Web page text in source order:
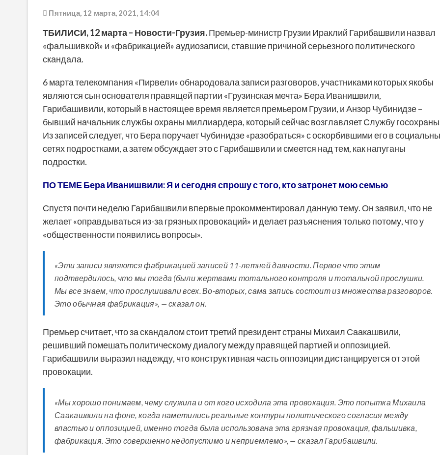
Пятница, 12 марта, 2021, 14:04
ТБИЛИСИ, 12 марта – Новости-Грузия.Премьер-министр Грузии Ираклий Гарибашвили назвал
«фальшивкой» и «фабрикацией» аудиозаписи, ставшие причиной серьезного политического
скандала.
6 марта телекомпания «Пирвели» обнародовала записи разговоров, участниками которых якобы
являются сын основателя правящей партии «Грузинская мечта» Бера Иванишвили,
Гарибашивили, который в настоящее время является премьером Грузии, и Анзор Чубинидзе –
бывший начальник службы охраны миллиардера, который сейчас возглавляет Службу
Из записей следует, что Бера поручает Чубинидзе «разобраться» с оскорбившими его в
сетях подростками, а затем обсуждает это с Гарибашвили и смеется над тем, как напуганы
подростки.
ПО ТЕМЕ Бера Иванишвили: Я и сегодня спрошу с того, кто затронет мою семью
Спустя почти неделю Гарибашвили впервые прокомментировал данную тему. Он заявил, что не
желает «оправдываться из-за грязных провокаций» и делает разъяснения только потому, что у
«общественности появились вопросы».
«Эти записи являются фабрикацией записей 11-летней давности. Первое что этим
подтвердилось, что мы тогда (были жертвами тотального контроля и тотальной прослушки.
Мы все знаем, что прослушивали всех. Во-вторых, сама запись состоит из множества разговоров.
Это обычная фабрикация», — сказал он.
Премьер считает, что за скандалом стоит третий президент страны Михаил Саакашвили,
решивший помешать политическому диалогу между правящей партией и оппозицией.
Гарибашвили выразил надежду, что конструктивная часть оппозиции дистанцируется от этой
провокации.
«Мы хорошо понимаем, чему служила и от кого исходила эта провокация. Это попытка Михаила
Саакашвили на фоне, когда наметились реальные контуры политического согласия между
властью и оппозицией, именно тогда была использована эта грязная провокация, фальшивка,
фабрикация. Это совершенно недопустимо и неприемлемо», — сказал Гарибашвили.